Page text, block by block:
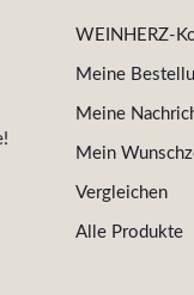
WEINHERZ-
Meine
Meine
Mein
Vergleichen
Alle Produkte